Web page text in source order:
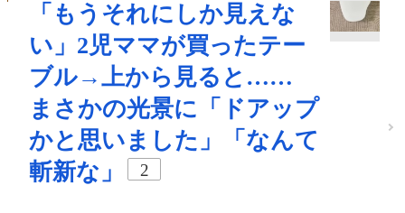
「もうそれにしか見えな
い」2児ママが買ったテー
ブル→上から見ると……
まさかの光景に「ドアップ
かと思いました」「なんて
斬新な」
2